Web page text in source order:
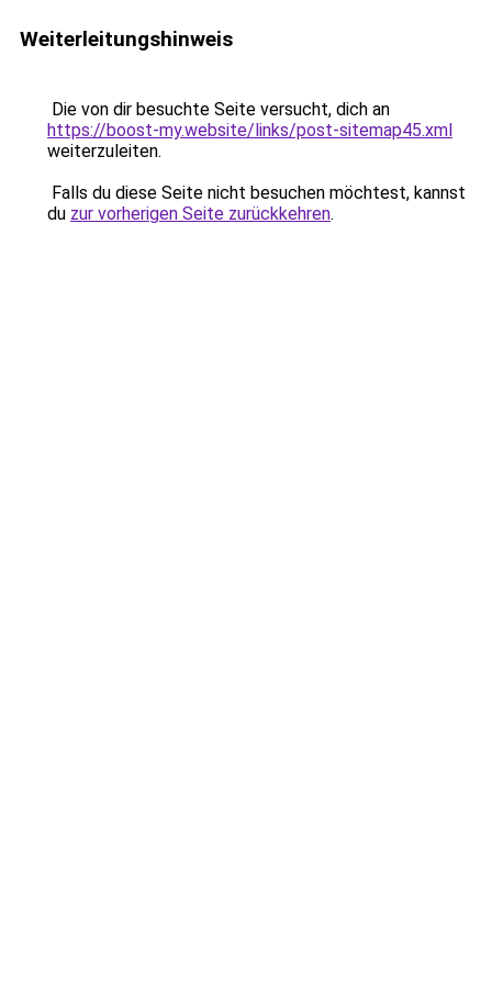
Weiterleitungshinweis
Die von dir besuchte Seite versucht, dich an
https://boost-my.website/links/post-sitemap45.xml
weiterzuleiten.
Falls du diese Seite nicht besuchen möchtest, kannst
du zur vorherigen Seite zurückkehren.